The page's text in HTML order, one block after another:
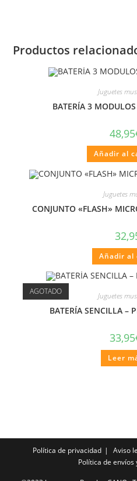
Productos
Juguetes
BATERÍA 3
48,95
Añadir al
Juguetes
CONJUNTO «FLASH»
Añadir al
AGOTADO Juguetes
BATERÍA SENCILLA –
33,95
Leer
Política de privacidad Aviso
Política de envíos